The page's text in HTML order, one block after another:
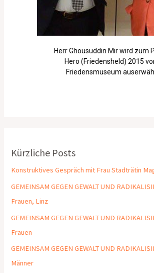
Herr Ghousuddin Mir wird zum
Hero (Friedensheld) 2015
Friedensmuseum
Kürzliche Posts
Konstruktives Gespräch mit Frau Stadträtin
GEMEINSAM GEGEN GEWALT UND
Frauen, Linz
GEMEINSAM GEGEN GEWALT UND
Frauen
GEMEINSAM GEGEN GEWALT UND
Männer